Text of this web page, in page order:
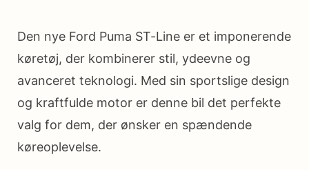
Den nye Ford Puma ST-Line er et imponerende
køretøj, der kombinerer stil, ydeevne og
avanceret teknologi. Med sin sportslige design
og kraftfulde motor er denne bil det perfekte
valg for dem, der ønsker en spændende
køreoplevelse.